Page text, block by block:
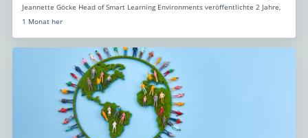
Jeannette Göcke Head of Smart Learning Environments veröffentlichte 2 Jahre,
1 Monat her